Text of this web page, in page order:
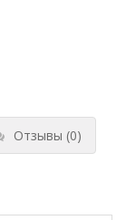
Отзывы (0)